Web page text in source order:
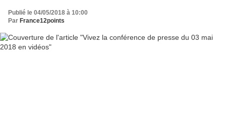
Publié le 04/05/2018 à 10:00
Par France12points